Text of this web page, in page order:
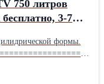
750 литров
3-7
формы.
и не